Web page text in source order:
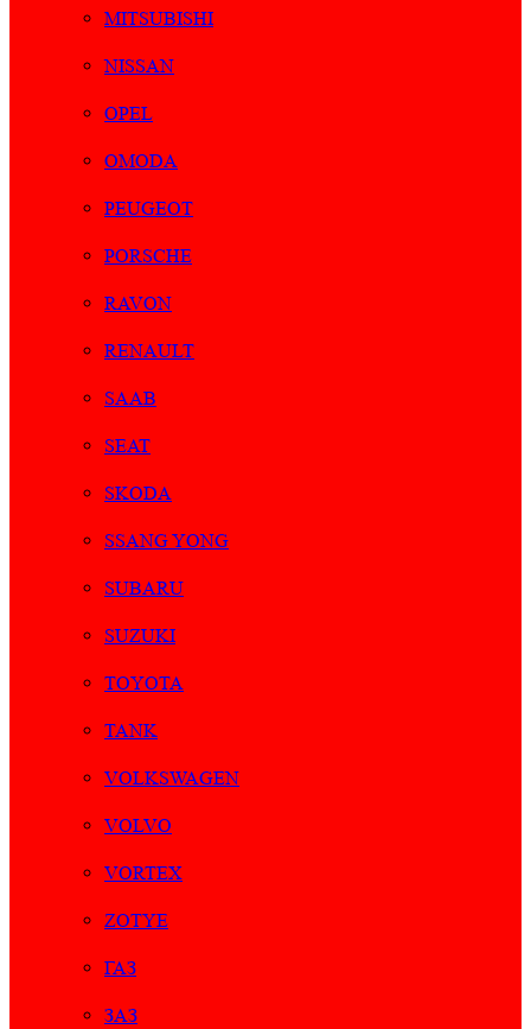
MITSUBISHI
NISSAN
OPEL
OMODA
PEUGEOT
PORSCHE
RAVON
RENAULT
SAAB
SEAT
SKODA
SSANG YONG
SUBARU
SUZUKI
TOYOTA
TANK
VOLKSWAGEN
VOLVO
VORTEX
ZOTYE
ГАЗ
ЗАЗ